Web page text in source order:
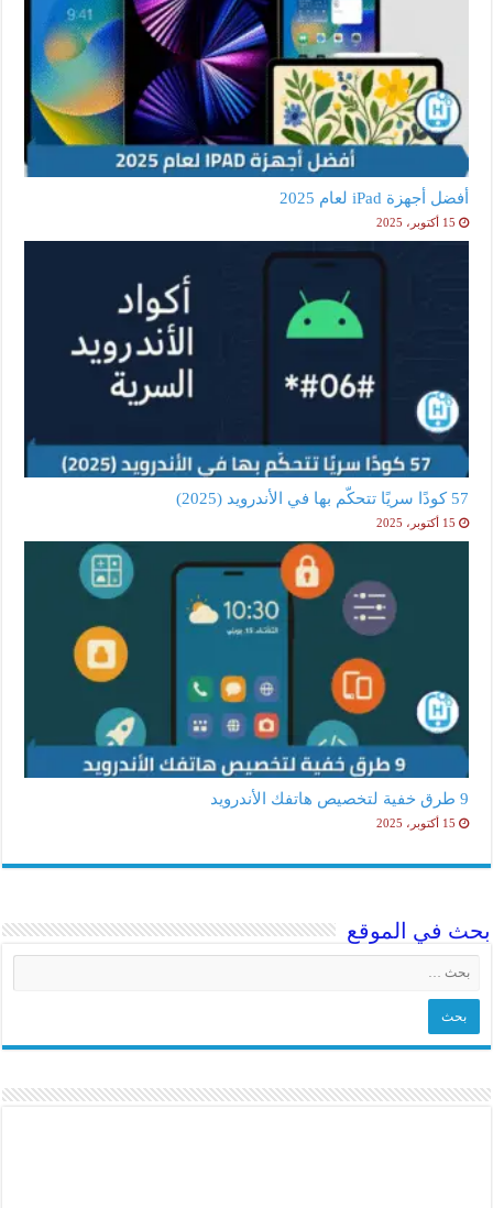
أفضل أجهزة iPad لعام 2025
15 أكتوبر، 2025
57 كودًا سريًا تتحكّم بها في الأندرويد (2025)
15 أكتوبر، 2025
9 طرق خفية لتخصيص هاتفك الأندرويد
15 أكتوبر، 2025
بحث في الموقع